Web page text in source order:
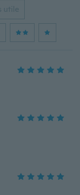
utile